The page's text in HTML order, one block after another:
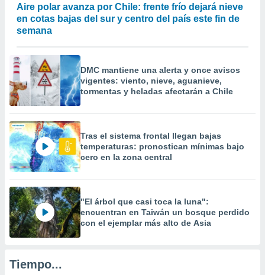
Aire polar avanza por Chile: frente frío dejará nieve
en cotas bajas del sur y centro del país este fin de
semana
DMC mantiene una alerta y once avisos
vigentes: viento, nieve, aguanieve,
tormentas y heladas afectarán a Chile
Tras el sistema frontal llegan bajas
temperaturas: pronostican mínimas bajo
cero en la zona central
"El árbol que casi toca la luna":
encuentran en Taiwán un bosque perdido
con el ejemplar más alto de Asia
Tiempo...